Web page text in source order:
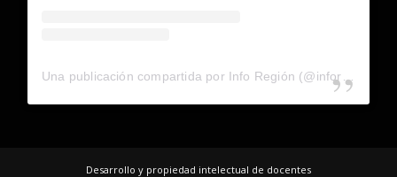
Una publicación compartida por Info Región (@inforegion_redes)
Desarrollo y propiedad intelectual de docentes